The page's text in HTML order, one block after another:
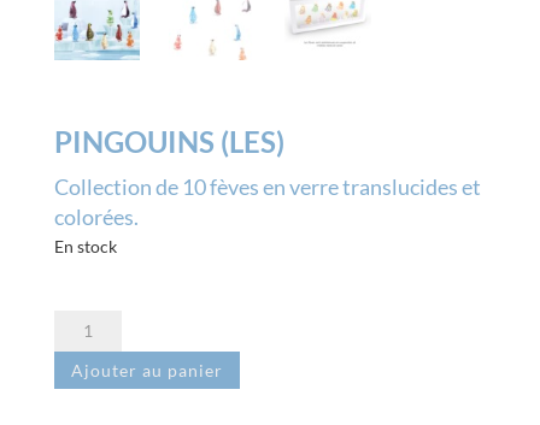
PINGOUINS (LES)
Collection de 10 fèves en verre translucides et
colorées.
En stock
quantité
de
Pingouins
Ajouter au panier